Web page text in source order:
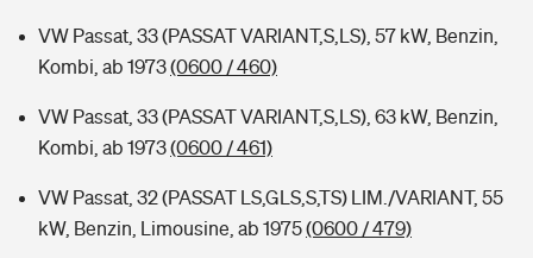
VW Passat, 33 (PASSAT VARIANT,S,LS), 57 kW, Benzin,
Kombi, ab 1973(0600 / 460)
VW Passat, 33 (PASSAT VARIANT,S,LS), 63 kW, Benzin,
Kombi, ab 1973(0600 / 461)
VW Passat, 32 (PASSAT LS,GLS,S,TS) LIM./VARIANT, 55
kW, Benzin, Limousine, ab 1975(0600 / 479)